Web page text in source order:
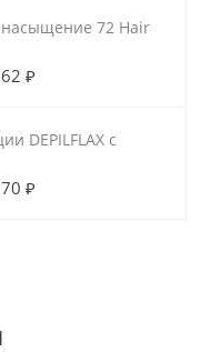
72 Hair
₽
DEPILFLAX с
₽